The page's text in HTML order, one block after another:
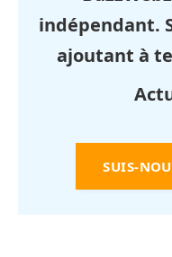
indépendant.
ajoutant à
SUIS-